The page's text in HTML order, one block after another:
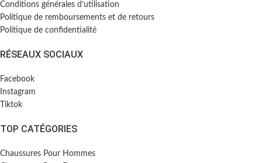
Conditions générales d’utilisation
Politique de remboursements et de retours
Politique de confidentialité
RÉSEAUX SOCIAUX
Facebook
Instagram
Tiktok
TOP CATÉGORIES
Chaussures Pour Hommes